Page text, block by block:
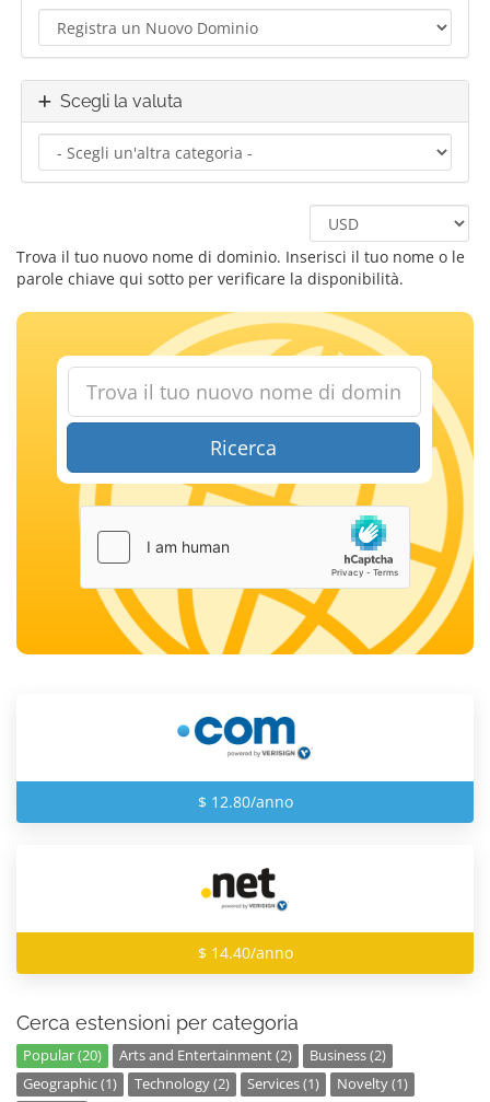
Scegli la valuta
Trova il tuo nuovo nome di dominio. Inserisci il tuo nome o le
parole chiave qui sotto per verificare la disponibilità.
Ricerca
$ 12.80/anno
$ 14.40/anno
Cerca estensioni per categoria
Popular (20) Arts and Entertainment (2)
Business (2)
Geographic (1)
Technology (2) Services (1)
Novelty (1)